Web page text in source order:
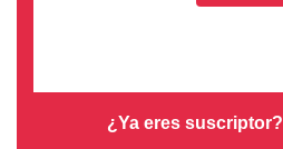
¿Ya eres suscriptor?